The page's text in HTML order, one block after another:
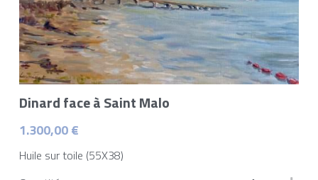
Dinard face à Saint Malo
1.300,00 €
Huile sur toile (55X38)